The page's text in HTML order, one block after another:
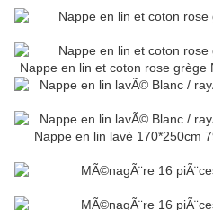
Nappe en lin et coton rose grège
Nappe en lin lavé 170*250cm